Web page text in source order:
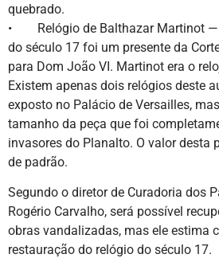
quebrado.
• Relógio de Balthazar Martinot —
do século 17 foi um presente da
para Dom João VI. Martinot era o
Existem apenas dois relógios deste
exposto no Palácio de Versailles,
tamanho da peça que foi
invasores do Planalto. O valor desta
de padrão.
Segundo o diretor de Curadoria dos
Rogério Carvalho, será possível
obras vandalizadas, mas ele estima
restauração do relógio do século 17.